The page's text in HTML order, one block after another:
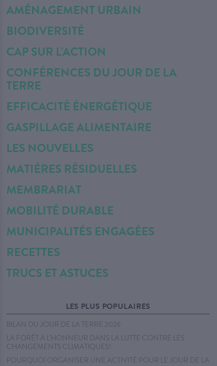
AMÉNAGEMENT URBAIN
BIODIVERSITÉ
CAP SUR L'ACTION
CONFÉRENCES DU JOUR DE LA
TERRE
EFFICACITÉ ÉNERGÉTIQUE
GASPILLAGE ALIMENTAIRE
LES NOUVELLES
MATIÈRES RÉSIDUELLES
MEMBRARIAT
MOBILITÉ DURABLE
MUNICIPALITÉS ENGAGÉES
RECETTES
TRUCS ET ASTUCES
LES PLUS POPULAIRES
BILAN DU JOUR DE LA TERRE 2026
LA FORÊT À L’HONNEUR DANS LA LUTTE CONTRE LES
CHANGEMENTS CLIMATIQUES!
POURQUOI ORGANISER UNE ACTIVITÉ POUR LE JOUR DE LA